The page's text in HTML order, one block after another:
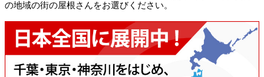
の地域の街の屋根さんをお選びください。